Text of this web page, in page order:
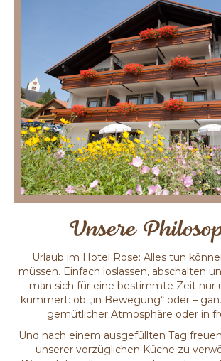
Unsere
Urlaub im Hotel Rose: Alles tun
müssen. Einfach loslassen, abschalten
man sich für eine bestimmte Zeit nur
kümmert: ob „in Bewegung“ oder –
gemütlicher Atmosphäre oder in
Und nach einem ausgefüllten Tag
unserer vorzüglichen Küche zu